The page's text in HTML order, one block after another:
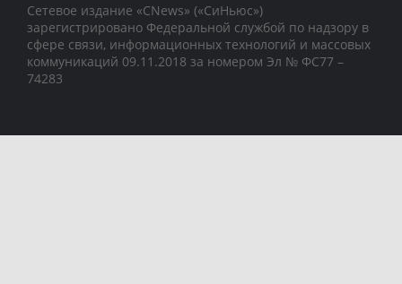
Сетевое издание «CNews» («СиНьюс»)
зарегистрировано Федеральной службой по надзору в
сфере связи, информационных технологий и массовых
коммуникаций 09.11.2018 за номером Эл № ФС77 –
74283